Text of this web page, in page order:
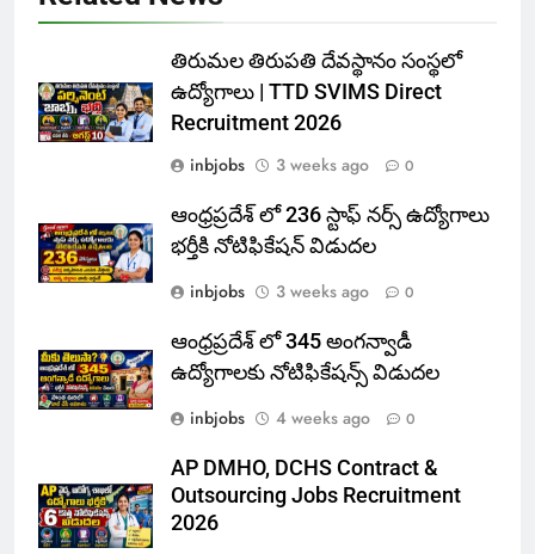
తిరుమల తిరుపతి దేవస్థానం సంస్థలో
ఉద్యోగాలు | TTD SVIMS Direct
Recruitment 2026
inbjobs
3 weeks ago 0
ఆంధ్రప్రదేశ్ లో 236 స్టాఫ్ నర్స్ ఉద్యోగాలు
భర్తీకి నోటిఫికేషన్ విడుదల
inbjobs
3 weeks ago 0
ఆంధ్రప్రదేశ్ లో 345 అంగన్వాడీ
ఉద్యోగాలకు నోటిఫికేషన్స్ విడుదల
inbjobs
4 weeks ago 0
AP DMHO, DCHS Contract &
Outsourcing Jobs Recruitment
2026